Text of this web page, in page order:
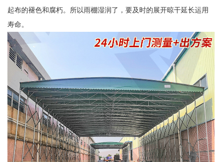
起布的褪色和腐朽。所以雨棚湿润了，要及时的展开晾干延长运用
寿命。